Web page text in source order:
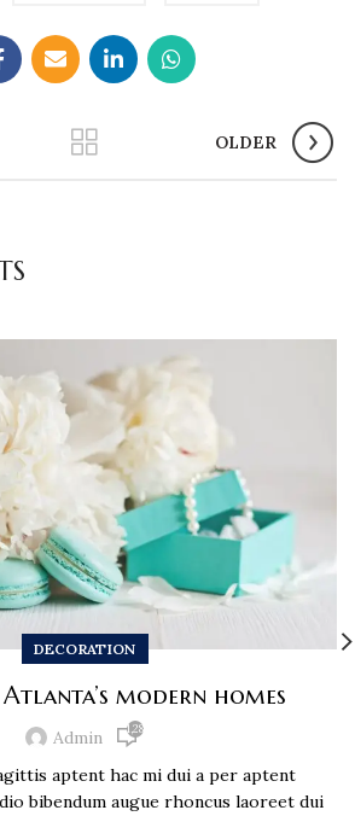
OLDER
DECORATION
modern homes
Admin 1,287
aptent hac mi dui a per aptent
bibendum augue rhoncus laoreet dui